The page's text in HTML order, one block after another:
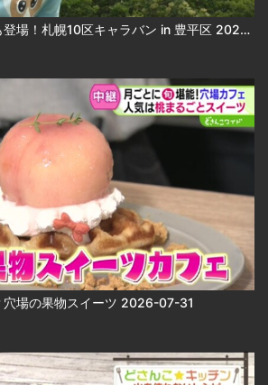
美味しいラムグルメも登場！札幌10区キャラバン in 豊平区 2026-07-31
穴場の果物スイーツ 2026-07-31